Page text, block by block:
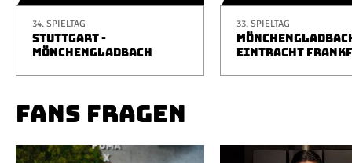
34. SPIELTAG
STUTTGART -
MÖNCHENGLADBACH
33. SPIELTAG
EINTRACHT
FANS FRAGEN